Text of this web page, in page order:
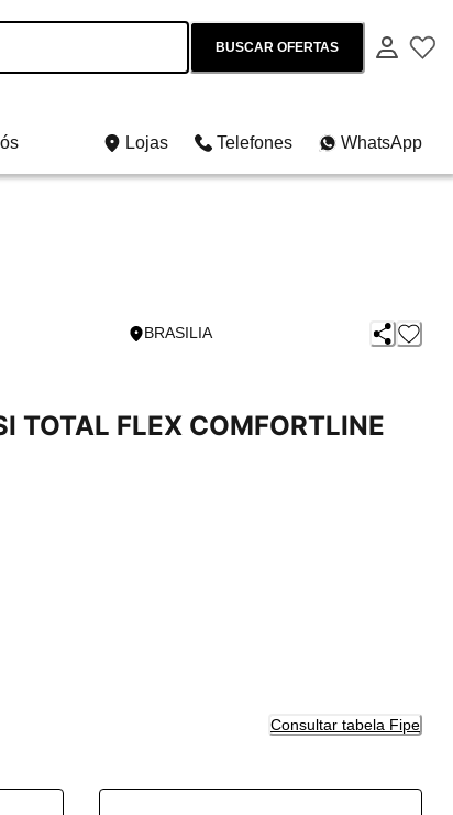
BUSCAR OFERTAS
Lojas Telefones WhatsApp
BRASILIA
TOTAL FLEX COMFORTLINE
Consultar tabela Fipe